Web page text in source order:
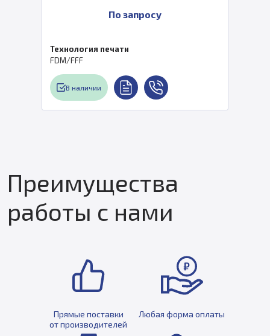
По запросу
Технология печати
FDM/FFF
В наличии
Преимущества
работы с нами
Прямые поставки
от производителей
Любая форма оплаты